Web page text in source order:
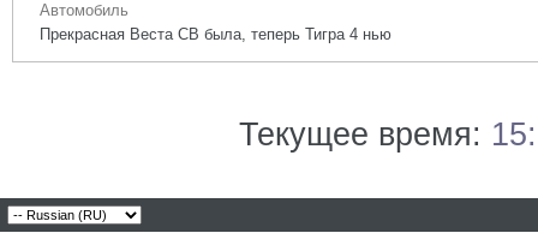
Автомобиль
Прекрасная Веста СВ была, теперь Тигра 4 нью
Текущее время: